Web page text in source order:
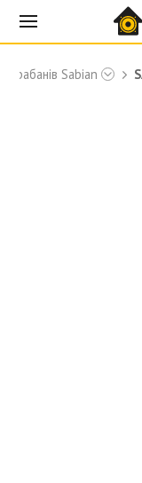
Sabian